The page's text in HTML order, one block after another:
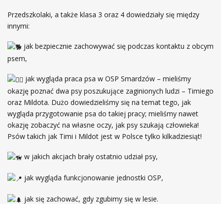
Przedszkolaki, a także klasa 3 oraz 4 dowiedziały się między
innymi:
jak bezpiecznie zachowywać się podczas kontaktu z obcym
psem,
jak wygląda praca psa w OSP Smardzów – mieliśmy
okazję poznać dwa psy poszukujące zaginionych ludzi – Timiego
oraz Mildota. Dużo dowiedzieliśmy się na temat tego, jak
wygląda przygotowanie psa do takiej pracy; mieliśmy nawet
okazję zobaczyć na własne oczy, jak psy szukają człowieka!
Psów takich jak Timi i Mildot jest w Polsce tylko kilkadziesiąt!
w jakich akcjach brały ostatnio udział psy,
jak wygląda funkcjonowanie jednostki OSP,
jak się zachować, gdy zgubimy się w lesie.